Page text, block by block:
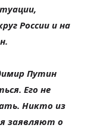
России и на
Путин
Его не
Никто из
заявляют о